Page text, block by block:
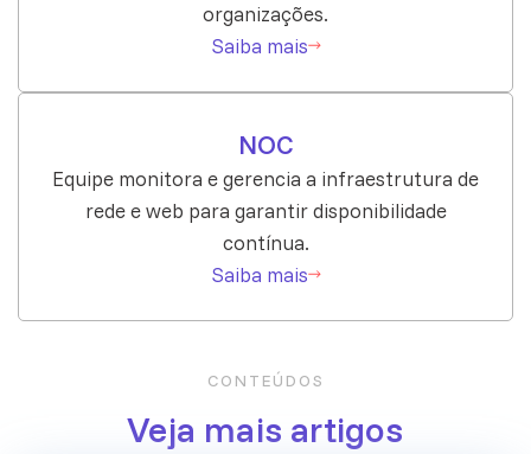
organizações.
Saiba mais
NOC
Equipe monitora e gerencia a infraestrutura de
rede e web para garantir disponibilidade
contínua.
Saiba mais
CONTEÚDOS
Veja mais artigos